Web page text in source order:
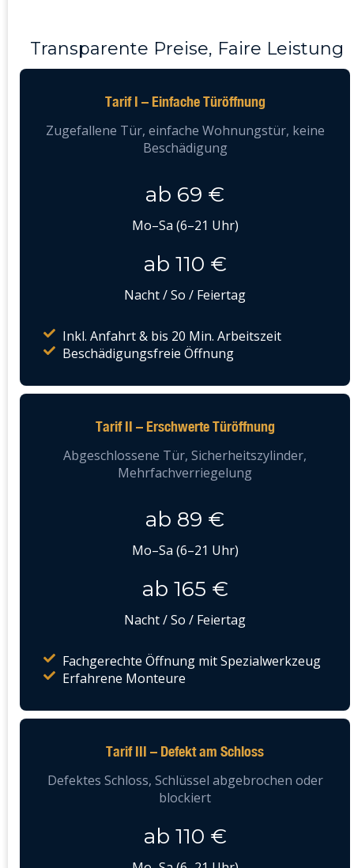
Transparente Preise, Faire Leistung
Tarif I – Einfache Türöffnung
Zugefallene Tür, einfache Wohnungstür, keine
Beschädigung
ab 69 €
Mo–Sa (6–21 Uhr)
ab 110 €
Nacht / So / Feiertag
Inkl. Anfahrt & bis 20 Min. Arbeitszeit
Beschädigungsfreie Öffnung
Tarif II – Erschwerte Türöffnung
Abgeschlossene Tür, Sicherheitszylinder,
Mehrfachverriegelung
ab 89 €
Mo–Sa (6–21 Uhr)
ab 165 €
Nacht / So / Feiertag
Fachgerechte Öffnung mit Spezialwerkzeug
Erfahrene Monteure
Tarif III – Defekt am Schloss
Defektes Schloss, Schlüssel abgebrochen oder
blockiert
ab 110 €